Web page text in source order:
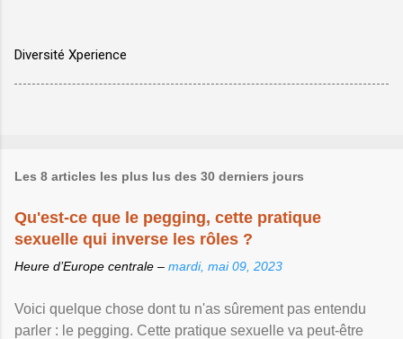
Diversité Xperience
Les 8 articles les plus lus des 30 derniers jours
Qu'est-ce que le pegging, cette pratique
sexuelle qui inverse les rôles ?
Heure d’Europe centrale – mardi, mai 09, 2023
Voici quelque chose dont tu n'as sûrement pas entendu
parler : le pegging. Cette pratique sexuelle va peut-être